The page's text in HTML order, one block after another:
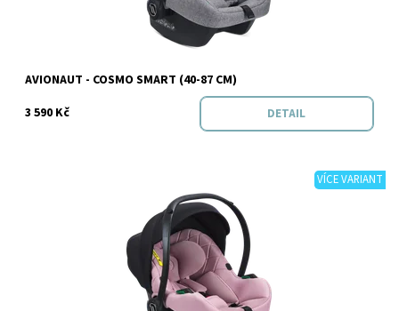
AVIONAUT - COSMO SMART (40-87 CM)
3 590 Kč
DETAIL
VÍCE VARIANT
Skladem